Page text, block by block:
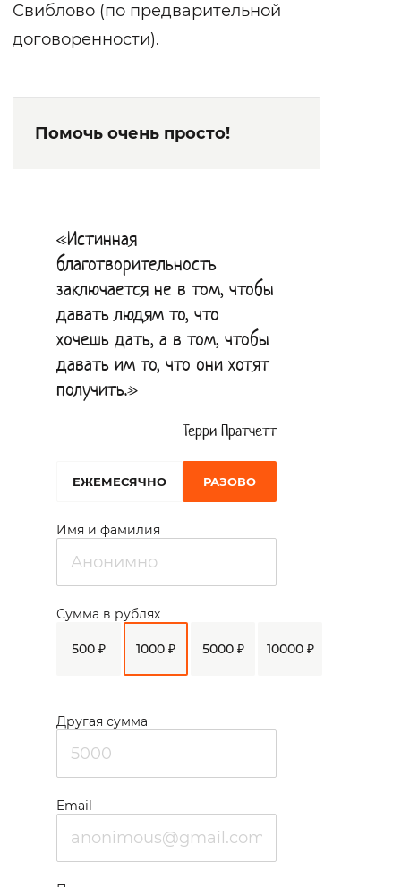
Свиблово (по предварительной
договоренности).
Помочь очень просто!
«Истинная
благотворительность
заключается не в том, чтобы
давать людям то, что
хочешь дать, а в том, чтобы
давать им то, что они хотят
получить.»
Терри Пратчетт
EЖЕМЕСЯЧНО РАЗОВО
Имя и фамилия
500 ₽ 1000 ₽ 5000 ₽ 10000 ₽
Сумма в рублях
Другая сумма
Email